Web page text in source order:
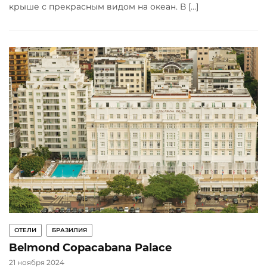
крыше с прекрасным видом на океан. В […]
ОТЕЛИ БРАЗИЛИЯ
Belmond Copacabana Palace
21 ноября 2024